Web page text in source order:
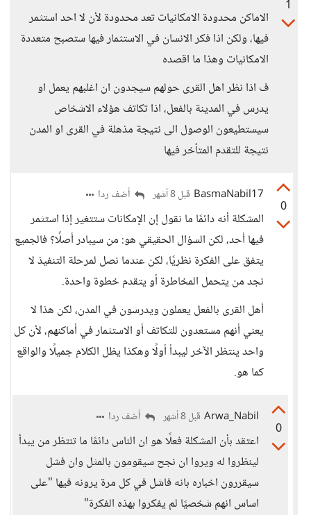
1
الاماكن محدودة الامكانيات تعد محدودة لأن لا احد استثمر
فيها، ولكن اذا فكر الانسان في الاستثمار فيها ستصبح متعددة
الامكانيات وهذا ما اقصده
ف اذا نظر اهل القرى حولهم سيجدون ان اغلبهم يعمل او
يدرس في المدينة بالفعل، اذا تكاتف هؤلاء الاشخاص
سيستطيعون الوصول الى نتيجة مذهلة في القرى او المدن
نتيجة للتقدم المتأخر فيها
0
BasmaNabil17 قبل 8 أشهر أضف ردا
المشكلة أنه دائمًا ما نقول إن الإمكانات ستتغير إذا استثمر
فيها أحد، لكن السؤال الحقيقي هو: من سيبادر أصلًا؟ فالجميع
يتفق على الفكرة نظريًا، لكن عندما نصل لمرحلة التنفيذ لا
نجد من يتحمل المخاطرة أو يتقدم خطوة واحدة.
أهل القرى بالفعل يعملون ويدرسون في المدن، لكن هذا لا
يعني أنهم مستعدون للتكاتف أو الاستثمار في أماكنهم، لأن كل
واحد ينتظر الآخر ليبدأ أولًا وهكذا يظل الكلام جميلًا والواقع
كما هو.
0
Arwa_Nabil قبل 8 أشهر أضف ردا
اعتقد بأن المشكلة فعلًا هو ان الناس دائمًا ما تنتظر من يبدأ
لينظروا له ويروا ان نجح سيقومون بالمثل وان فشل
سيقررون اخباره بانه فاشل في كل مرة يرونه فيها "على
اساس انهم شخصيًا لم يفكروا بهذه الفكرة"